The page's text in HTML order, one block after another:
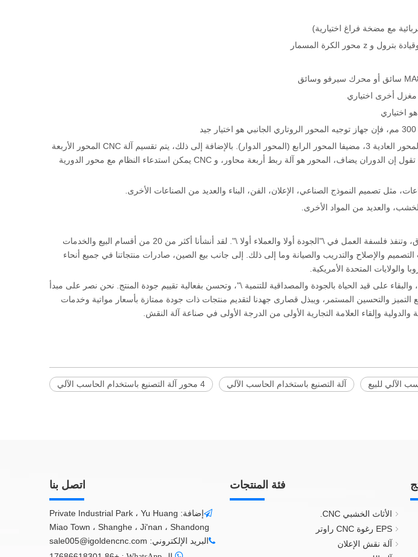
يعتمد على آلة CNC المحور العادية 3، مضيفا المحور الرابع (المحور الدوار). بالإضافة إلى ذلك، يتم تقسيم آلة CNC المحور الأربعة
إلى آلة CNC ذات أربعة محور وأربعة محاور، لا تقول إن الدوران يضاف، المحور هو آلة ربط أربعة محاور، و CNC يمكن استدعاء النظام مع محور الدورية
تلتزم شركتنا بمبادئ الأعمال الموجهة نحو السوق، وتنفذ فلسفة العمل في \"الجودة أولا والعملاء أولا \". لقد أنشأنا أكثر من 20 من أقسام البيع والخدمات
والإصلاح والتدريب والصيانة وما إلى ذلك. إلى جانب بيع الصين، صادرات منتجاتنا في جميع أنحاء
والولايات المتحدة الأمريكية.
على قيد الحياة بالجودة والمصداقية للتنمية \"، وتحسن بفعالية تقييم جودة المنتج. نحن نصر على مبدأ
والتحسين المستمر، ويبذل قصارى جهدنا لتقديم منتجات ذات جودة ممتازة بأسعار مواتية وخدمات
وإلقاء العلامة التجارية الأولى من الدرجة الأولى في صناعة آلة النقش.
4 محور آلة التصنيع باستخدام الحاسب الآلي آلة التصنيع باستخدام الحاسب الآلي
فئة المنتجات
الأثاث الخشبي CNC.
EPS رغوة CNC راوتر
آلة نقش الإعلان
اتصل بنا

إضافة: Private Industrial Park ، Yu Huang
Miao Town ، Shanghe ، Ji'nan ، Shandong
البريد الإلكتروني: sale005@igoldencnc.com